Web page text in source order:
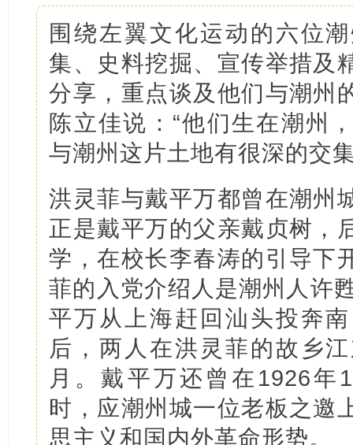
围绕左翼文化运动的六位
集、史料挖掘、宣传举措及
分享，重点谈及他们与潮州
陈立佳说：“他们生在潮州
与潮州这片土地有很深的交
洪灵菲与戴平万都曾在潮州
正是戴平万的父亲戴贞树，
学，在校长李春涛的引导下
菲的入党介绍人是潮州人许
平万从上海赶回汕头投奔
后，两人在洪灵菲的故乡
月。戴平万还曾在1926年
时，应潮州城一位老板之邀
思主义和国内外革命形势。